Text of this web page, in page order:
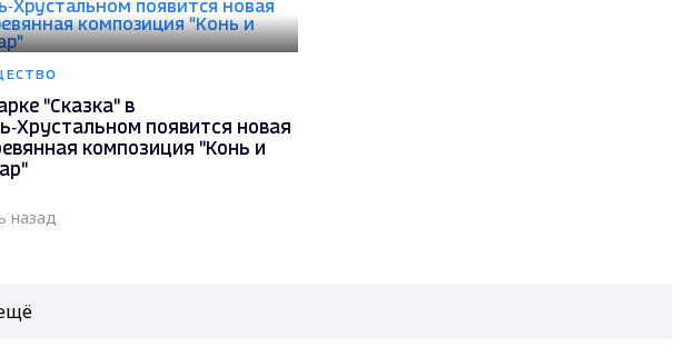
"Сказка" в
появится новая
композиция "Конь и
назад